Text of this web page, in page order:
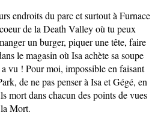
endroits du parc et surtout à Furnace
de la Death Valley où tu peux
un burger, piquer une tête, faire
le magasin où Isa achète sa soupe
vu ! Pour moi, impossible en faisant
de ne pas penser à Isa et Gégé, en
mort dans chacun des points de vues
Mort.